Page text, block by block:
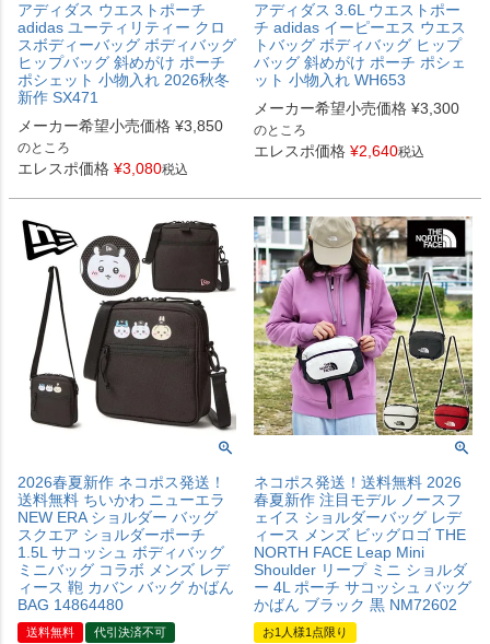
アディダス ウエストポーチ
adidas ユーティリティー クロ
スボディーバッグ ボディバッグ
ヒップバッグ 斜めがけ ポーチ
ポシェット 小物入れ 2026秋冬
新作 SX471
メーカー希望小売価格 ¥3,850
のところ
エレスポ価格 ¥3,080税込
アディダス 3.6L ウエストポー
チ adidas イーピーエス ウエス
トバッグ ボディバッグ ヒップ
バッグ 斜めがけ ポーチ ポシェ
ット 小物入れ WH653
メーカー希望小売価格 ¥3,300
のところ
エレスポ価格 ¥2,640税込
2026春夏新作 ネコポス発送！
送料無料 ちいかわ ニューエラ
NEW ERA ショルダー バッグ
スクエア ショルダーポーチ
1.5L サコッシュ ボディバッグ
ミニバッグ コラボ メンズ レデ
ィース 鞄 カバン バッグ かばん
BAG 14864480
送料無料 代引決済不可
ネコポス発送！送料無料 2026
春夏新作 注目モデル ノースフ
ェイス ショルダーバッグ レデ
ィース メンズ ビッグロゴ THE
NORTH FACE Leap Mini
Shoulder リープ ミニ ショルダ
ー 4L ポーチ サコッシュ バッグ
かばん ブラック 黒 NM72602
お1人様1点限り